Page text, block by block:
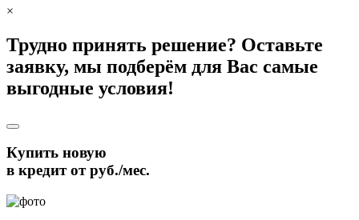
×
Трудно принять решение? Оставьте
заявку, мы подберём для Вас самые
выгодные условия!
Купить новую
в кредит отруб./мес.